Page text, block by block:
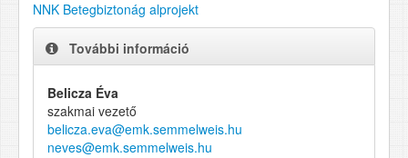
NNK Betegbiztonág alprojekt
További információ
Belicza Éva
szakmai vezető
belicza.eva@emk.semmelweis.hu
neves@emk.semmelweis.hu